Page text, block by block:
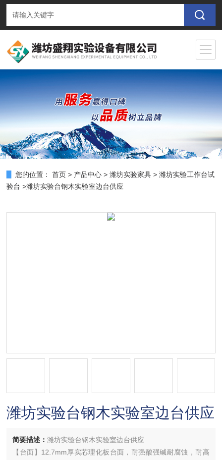
您的位置： 首页 > 产品中心 >潍坊实验家具 >潍坊实验工作台试
验台 >潍坊实验台钢木实验室边台供应
潍坊实验台钢木实验室边台供应
简要描述：潍坊实验台钢木实验室边台供应
【台面】12.7mm厚实芯理化板台面，耐强酸强碱耐腐蚀，耐高